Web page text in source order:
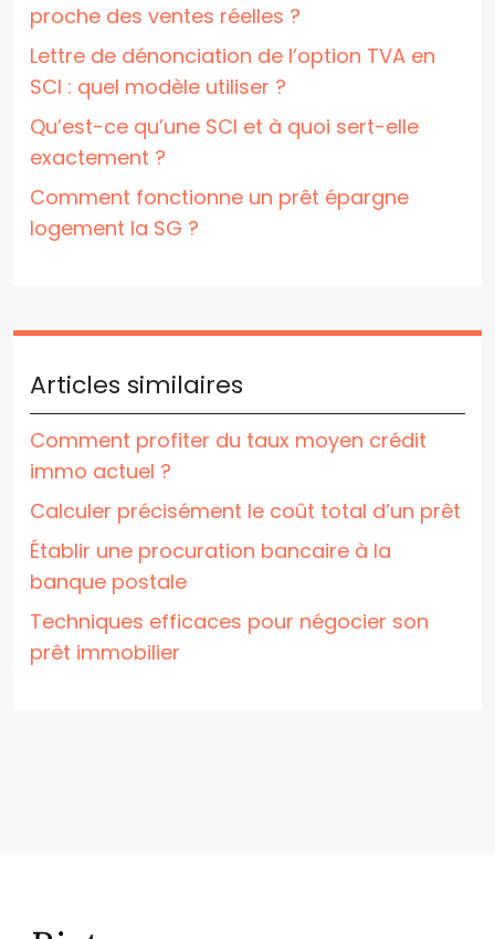
proche des ventes réelles ?
Lettre de dénonciation de l’option TVA en
SCI : quel modèle utiliser ?
Qu’est-ce qu’une SCI et à quoi sert-elle
exactement ?
Comment fonctionne un prêt épargne
logement la SG ?
Articles similaires
Comment profiter du taux moyen crédit
immo actuel ?
Calculer précisément le coût total d’un prêt
Établir une procuration bancaire à la
banque postale
Techniques efficaces pour négocier son
prêt immobilier